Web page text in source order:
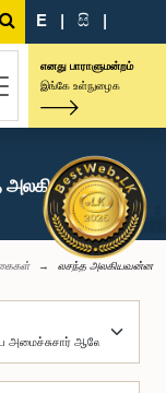
E | සි |
எனது பாராளுமன்றம்
இங்கே உள்நுழைக
அலகியவன்ன,
லசந்த அலகியவன்ன